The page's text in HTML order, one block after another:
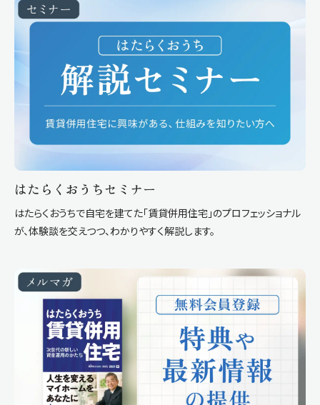
はたらくおうちセミナー
はたらくおうちで自宅を建てた「賃貸併用住宅」のプロフェッショナル
が、体験談を交えつつ、わかりやすく解説します。